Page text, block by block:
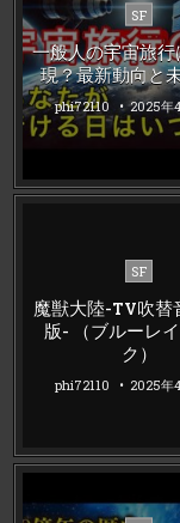
Posted
in
SF
一般人の宇宙旅
現？最新動向と
phi72110 2025年
Posted
SF
魔獣大陸-TV吹替
版- （ブルーレ
ク）
phi72110 2025年